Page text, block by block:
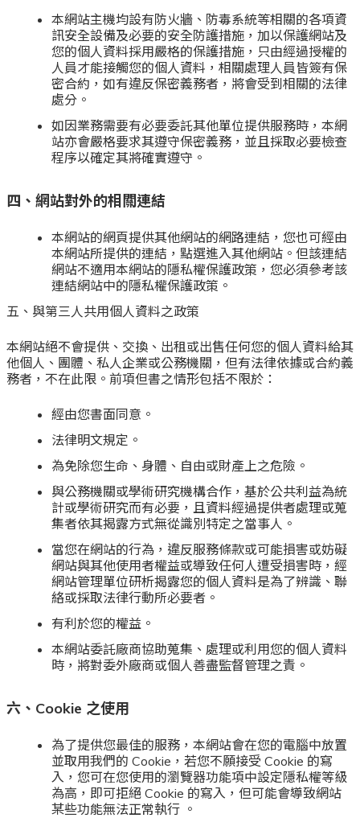
本網站主機均設有防火牆、防毒系統等相關的各項資
訊安全設備及必要的安全防護措施，加以保護網站及
您的個人資料採用嚴格的保護措施，只由經過授權的
人員才能接觸您的個人資料，相關處理人員皆簽有保
密合約，如有違反保密義務者，將會受到相關的法律
處分。
如因業務需要有必要委託其他單位提供服務時，本網
站亦會嚴格要求其遵守保密義務，並且採取必要檢查
程序以確定其將確實遵守。
四、網站對外的相關連結
本網站的網頁提供其他網站的網路連結，您也可經由
本網站所提供的連結，點選進入其他網站。但該連結
網站不適用本網站的隱私權保護政策，您必須參考該
連結網站中的隱私權保護政策。
五、與第三人共用個人資料之政策
本網站絕不會提供、交換、出租或出售任何您的個人資料給其
他個人、團體、私人企業或公務機關，但有法律依據或合約義
務者，不在此限。前項但書之情形包括不限於：
經由您書面同意。
法律明文規定。
為免除您生命、身體、自由或財產上之危險。
與公務機關或學術研究機構合作，基於公共利益為統
計或學術研究而有必要，且資料經過提供者處理或蒐
集者依其揭露方式無從識別特定之當事人。
當您在網站的行為，違反服務條款或可能損害或妨礙
網站與其他使用者權益或導致任何人遭受損害時，經
網站管理單位研析揭露您的個人資料是為了辨識、聯
絡或採取法律行動所必要者。
有利於您的權益。
本網站委託廠商協助蒐集、處理或利用您的個人資料
時，將對委外廠商或個人善盡監督管理之責。
六、 Cookie 之使用
為了提供您最佳的服務，本網站會在您的電腦中放置
並取用我們的 Cookie ，若您不願接受 Cookie 的寫
入，您可在您使用的瀏覽器功能項中設定隱私權等級
為高，即可拒絕 Cookie 的寫入，但可能會導致網站
某些功能無法正常執行 。